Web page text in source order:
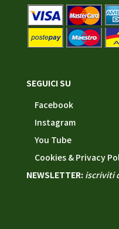
SEGUICI SU
Facebook
Instagram
You Tube
Cookies & Privacy
NEWSLETTER: iscriviti